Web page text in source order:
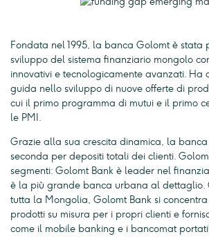
Fondata nel 1995, la banca Golomt è stata
sviluppo del sistema finanziario mongolo
innovativi e tecnologicamente avanzati. Ha
guida nello sviluppo di nuove offerte di
cui il primo programma di mutui e il primo
le PMI.
Grazie alla sua crescita dinamica, la
seconda per depositi totali dei clienti.
segmenti: Golomt Bank è leader nel
è la più grande banca urbana al dettaglio.
tutta la Mongolia, Golomt Bank si
prodotti su misura per i propri clienti e
come il mobile banking e i bancomat